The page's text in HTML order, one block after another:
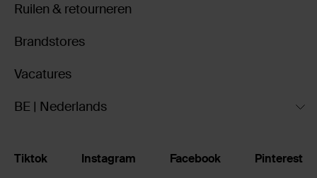
Ruilen & retourneren
Brandstores
Vacatures
BE | Nederlands
Tiktok Instagram Facebook Pinterest